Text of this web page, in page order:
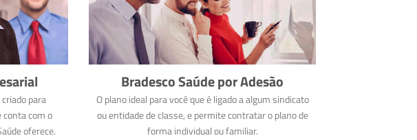
para
com o
oferece.
Bradesco Saúde por Adesão
O plano ideal para você que é ligado a algum sindicato
ou entidade de classe, e permite contratar o plano de
forma individual ou familiar.